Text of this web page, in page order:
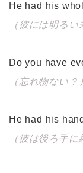
He had his
（彼には明るい
Do you have
（忘れ物ない？）
He had his
（彼は後ろ手に